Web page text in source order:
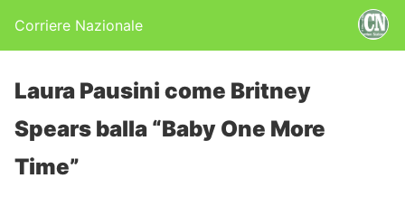
Corriere Nazionale
Laura Pausini come Britney
Spears balla “Baby One More
Time”